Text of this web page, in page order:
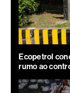
Ecopetrol
rumo ao